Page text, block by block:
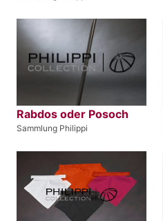
Rabdos oder Posoch
Sammlung Philippi